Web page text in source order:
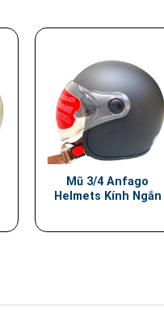
Mũ 3/4 Anfago
Helmets Kính Ngắn